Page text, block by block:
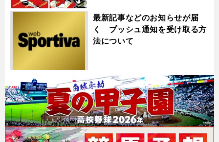
最新記事などのお知らせが届
く プッシュ通知を受け取る方
法について